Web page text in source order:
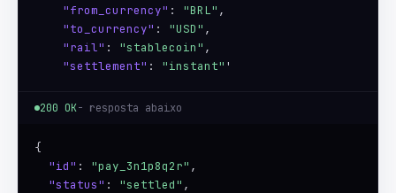
"from_currency" : "BRL" ,
"to_currency" : "USD" ,
"rail" : "stablecoin" ,
"settlement" : "instant"
200 OK- resposta abaixo
{
"id" : "pay_3n1p8q2r" ,
"status" : "settled" ,